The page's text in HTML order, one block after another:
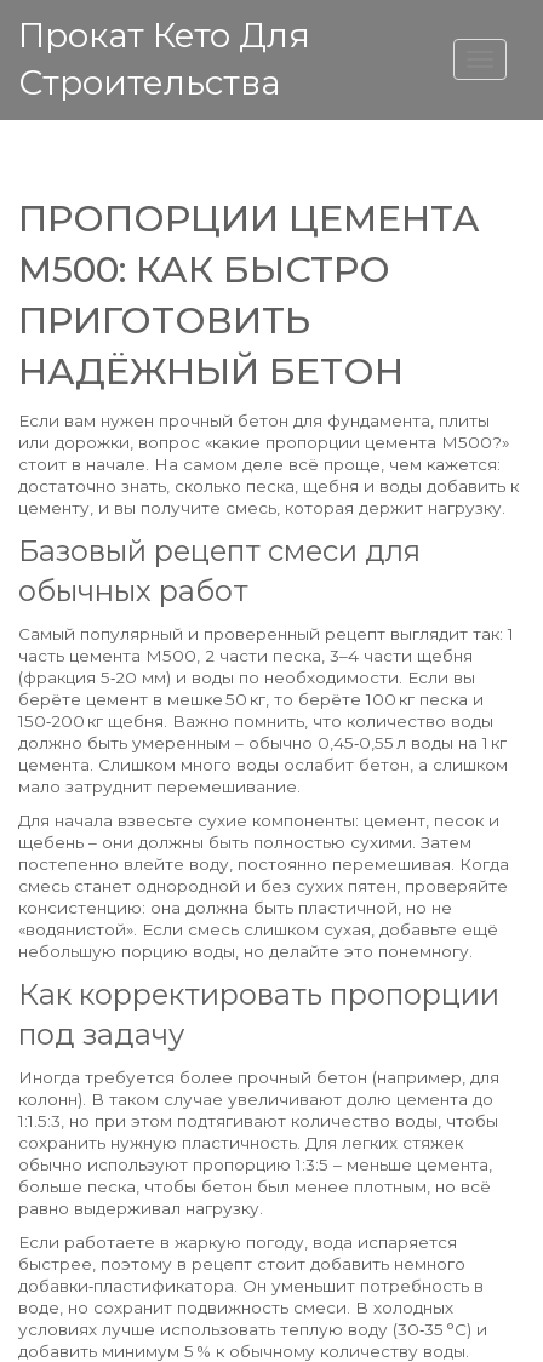
Прокат Кето Для
Строительства
ВЫСОТА ДОМА
ПРОПОРЦИИ ЦЕМЕНТА
М500: КАК БЫСТРО
ПРИГОТОВИТЬ
НАДЁЖНЫЙ БЕТОН
Если вам нужен прочный бетон для фундамента, плиты
или дорожки, вопрос «какие пропорции цемента М500?»
стоит в начале. На самом деле всё проще, чем кажется:
достаточно знать, сколько песка, щебня и воды добавить к
цементу, и вы получите смесь, которая держит нагрузку.
Базовый рецепт смеси для
обычных работ
Самый популярный и проверенный рецепт выглядит так: 1
часть цемента М500, 2 части песка, 3–4 части щебня
(фракция 5‑20 мм) и воды по необходимости. Если вы
берёте цемент в мешке 50 кг, то берёте 100 кг песка и
150‑200 кг щебня. Важно помнить, что количество воды
должно быть умеренным – обычно 0,45‑0,55 л воды на 1 кг
цемента. Слишком много воды ослабит бетон, а слишком
мало затруднит перемешивание.
Для начала взвесьте сухие компоненты: цемент, песок и
щебень – они должны быть полностью сухими. Затем
постепенно влейте воду, постоянно перемешивая. Когда
смесь станет однородной и без сухих пятен, проверяйте
консистенцию: она должна быть пластичной, но не
«водянистой». Если смесь слишком сухая, добавьте ещё
небольшую порцию воды, но делайте это понемногу.
Как корректировать пропорции
под задачу
Иногда требуется более прочный бетон (например, для
колонн). В таком случае увеличивают долю цемента до
1:1.5:3, но при этом подтягивают количество воды, чтобы
сохранить нужную пластичность. Для легких стяжек
обычно используют пропорцию 1:3:5 – меньше цемента,
больше песка, чтобы бетон был менее плотным, но всё
равно выдерживал нагрузку.
Если работаете в жаркую погоду, вода испаряется
быстрее, поэтому в рецепт стоит добавить немного
добавки‑пластификатора. Он уменьшит потребность в
воде, но сохранит подвижность смеси. В холодных
условиях лучше использовать теплую воду (30‑35 °C) и
добавить минимум 5 % к обычному количеству воды.